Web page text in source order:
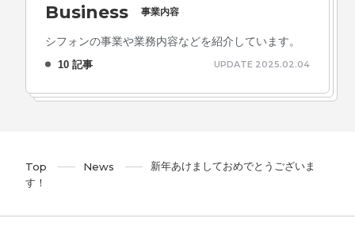
Business 事業内容
シフォンの事業や業務内容などを紹介しています。
10 記事 UPDATE 2025.02.04
Top News
新年あけましておめでとうございま
す！